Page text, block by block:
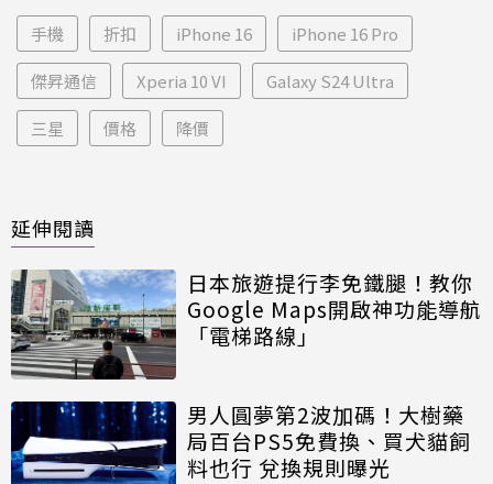
手機 折扣 iPhone 16 iPhone 16 Pro
傑昇通信 Xperia 10 VI Galaxy S24 Ultra
三星 價格 降價
延伸閱讀
日本旅遊提行李免鐵腿！教你
Google Maps開啟神功能導航
「電梯路線」
男人圓夢第2波加碼！大樹藥
局百台PS5免費換、買犬貓飼
料也行 兌換規則曝光